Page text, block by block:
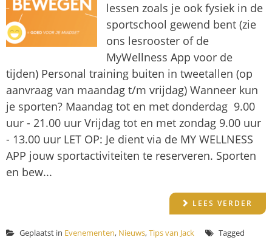
lessen zoals je ook fysiek in de
sportschool gewend bent (zie
ons lesrooster of de
MyWellness App voor de
tijden) Personal training buiten in tweetallen (op
aanvraag van maandag t/m vrijdag) Wanneer kun
je sporten? Maandag tot en met donderdag 9.00
uur - 21.00 uur Vrijdag tot en met zondag 9.00 uur
- 13.00 uur LET OP: Je dient via de MY WELLNESS
APP jouw sportactiviteiten te reserveren. Sporten
en bew...
LEES VERDER
Geplaatst in Evenementen, Nieuws,Tips van Jack
Tagged